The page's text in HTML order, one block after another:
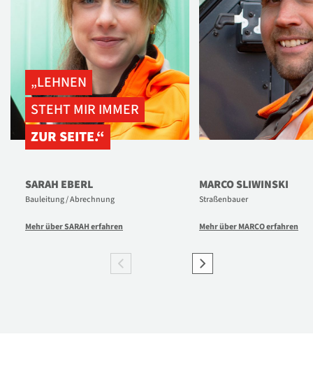
„LEHNEN
STEHT MIR IMMER
ZUR SEITE.“
SARAH EBERL
Bauleitung / Abrechnung
Mehr über SARAH erfahren
MARCO SLIWINSKI
Straßenbauer
Mehr über MARCO erfahren